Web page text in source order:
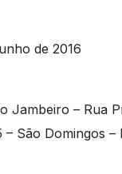
de 2016
Jambeiro – Rua
– São Domingos –